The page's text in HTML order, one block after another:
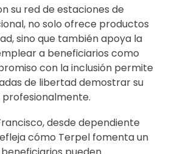
su red de estaciones de
no solo ofrece productos
sino que también apoya la
a beneficiarios como
con la inclusión permite
de libertad demostrar su
desde dependiente
cómo Terpel fomenta un